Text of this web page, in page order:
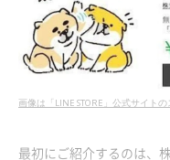
画像は「LINE STORE」公式サイト
最初にご紹介するのは、